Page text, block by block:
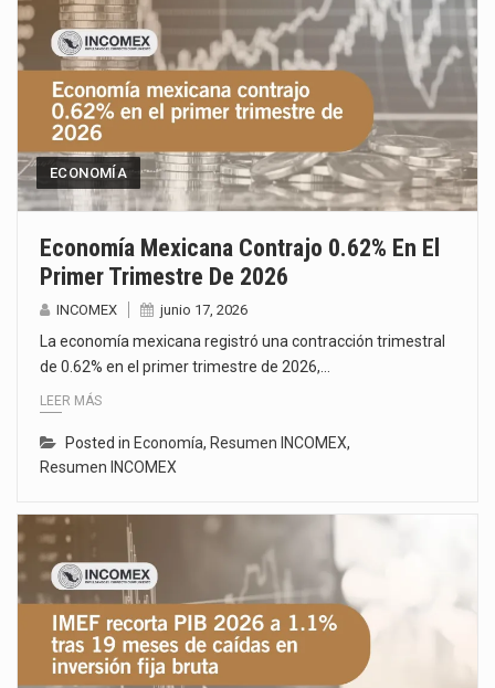
ECONOMÍA
Economía Mexicana Contrajo 0.62% En El
Primer Trimestre De 2026
INCOMEX junio 17, 2026
La economía mexicana registró una contracción trimestral
de 0.62% en el primer trimestre de 2026,…
LEER MÁS
Posted in Economía, Resumen INCOMEX,
Resumen INCOMEX